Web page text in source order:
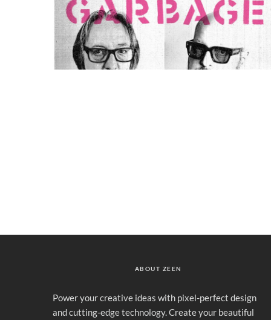
ABOUT ZEEN
Power your creative ideas with pixel-perfect design
and cutting-edge technology. Create your beautiful